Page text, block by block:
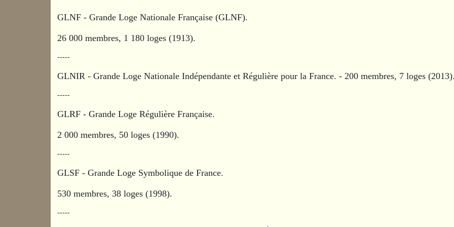
GLNF - Grande Loge Nationale Française (GLNF).
26 000 membres, 1 180 loges (1913).
-----
GLNIR - Grande Loge Nationale Indépendante et Régulière pour la France. - 200 membres, 7 loges
-----
GLRF - Grande Loge Régulière Française.
2 000 membres, 50 loges (1990).
-----
GLSF - Grande Loge Symbolique de France.
530 membres, 38 loges (1998).
-----